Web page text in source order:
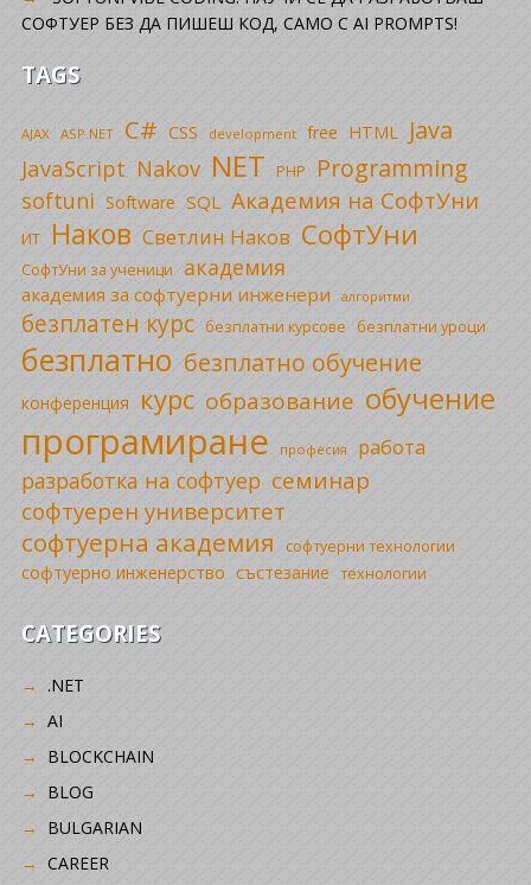
СОФТУЕР БЕЗ ДА ПИШЕШ КОД, САМО С AI PROMPTS!
TAGS
AJAX ASP.NET C# CSS development free HTML Java
JavaScript Nakov NET PHP Programming
softuni Software SQL Академия на СофтУни
ИТ Наков Светлин Наков СофтУни
СофтУни за ученици академия
академия за софтуерни инженери алгоритми
безплатен курс безплатни курсове безплатни уроци
безплатно безплатно обучение
конференция курс образование обучение
програмиране професия работа
разработка на софтуер семинар
софтуерен университет
софтуерна академия софтуерни технологии
софтуерно инженерство състезание технологии
CATEGORIES
.NET
AI
BLOCKCHAIN
BLOG
BULGARIAN
CAREER